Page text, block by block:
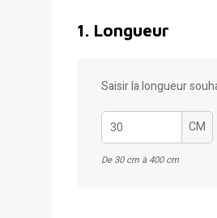
1. Longueur
Saisir la longueur
CM
De 30 cm à 400 cm